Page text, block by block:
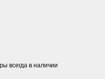
всегда в наличии